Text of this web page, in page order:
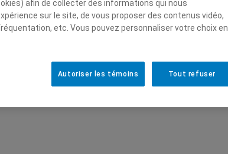
2013
afin de collecter des informations qui nous
sur le site, de vous proposer des contenus vidéo,
etc. Vous pouvez personnaliser votre choix en
Tout refuser
Autoriser les témoins